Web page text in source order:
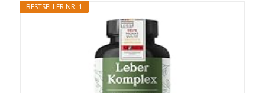
BESTSELLER NR. 1